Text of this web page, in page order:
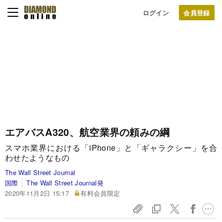
ログイン
エアバスA320、航空業界の頼みの綱
スマホ業界における「iPhone」と「ギャラクシー」を合
わせたようなもの
The Wall Street Journal
国際
The Wall Street Journal発
2020年11月2日 15:17
有料会員限定